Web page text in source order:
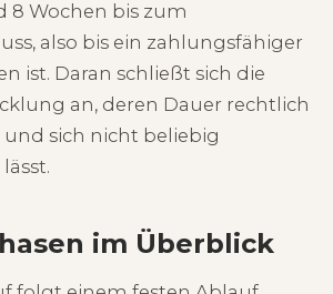
8 Wochen bis zum
also bis ein zahlungsfähiger
ist. Daran schließt sich die
an, deren Dauer rechtlich
sich nicht beliebig
im Überblick